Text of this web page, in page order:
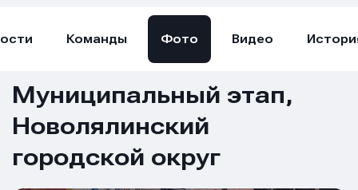
Команды Фото Видео
Муниципальный этап,
Новолялинский
городской округ